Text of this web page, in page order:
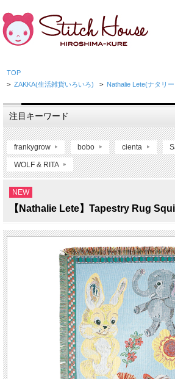
TOP
> ZAKKA(生活雑貨いろいろ) > Nathalie Lete(ナタリ
注目キーワード
frankygrow bobo cienta
WOLF & RITA
NEW
【Nathalie Lete】Tapestry Rug